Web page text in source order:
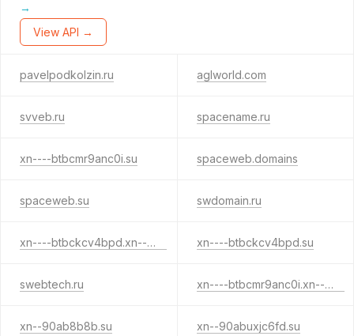
→
View API →
pavelpodkolzin.ru aglworld.com
svveb.ru spacename.ru
xn----btbcmr9anc0i.su spaceweb.domains
spaceweb.su swdomain.ru
xn----btbckcv4bpd.xn--p1ai xn----btbckcv4bpd.su
swebtech.ru xn----btbcmr9anc0i.xn--p1ai
xn--90ab8b8b.su xn--90abuxjc6fd.su